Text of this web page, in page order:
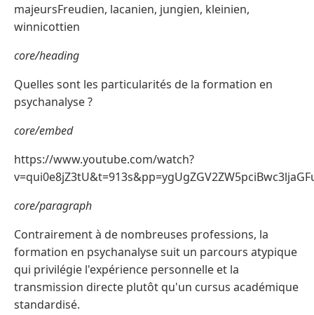
majeursFreudien, lacanien, jungien, kleinien,
winnicottien
core/heading
Quelles sont les particularités de la formation en
psychanalyse ?
core/embed
https://www.youtube.com/watch?
core/paragraph
Contrairement à de nombreuses professions, la
formation en psychanalyse suit un parcours atypique
qui privilégie l'expérience personnelle et la
transmission directe plutôt qu'un cursus académique
standardisé.